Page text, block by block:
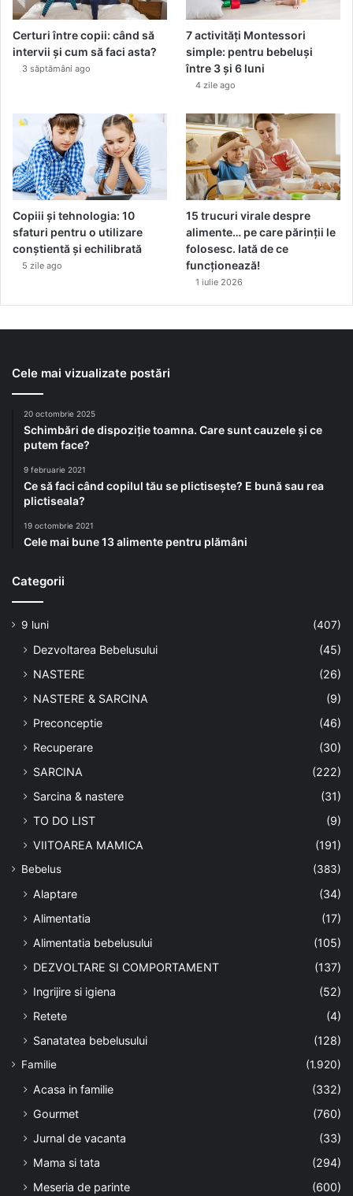
Certuri între copii: când să
intervii și cum să faci asta?
3 săptămâni ago
7 activități Montessori
simple: pentru bebeluși
între 3 și 6 luni
4 zile ago
Copiii și tehnologia: 10
sfaturi pentru o utilizare
conștientă și echilibrată
5 zile ago
15 trucuri virale despre
alimente… pe care părinții le
folosesc. Iată de ce
funcționează!
1 iulie 2026
Cele mai vizualizate postări
20 octombrie 2025
Schimbări de dispoziție toamna. Care sunt cauzele și ce
putem face?
9 februarie 2021
Ce să faci când copilul tău se plictisește? E bună sau rea
plictiseala?
19 octombrie 2021
Cele mai bune 13 alimente pentru plămâni
Categorii
9 luni (407)
Dezvoltarea Bebelusului
(45)
NASTERE
(26)
NASTERE & SARCINA
(9)
Preconceptie
(46)
Recuperare
(30)
SARCINA
(222)
Sarcina & nastere
(31)
TO DO LIST
(9)
VIITOAREA MAMICA
(191)
Bebelus (383)
Alaptare
(34)
Alimentatia
(17)
Alimentatia bebelusului
(105)
DEZVOLTARE SI COMPORTAMENT
(137)
Ingrijire si igiena
(52)
Retete
(4)
Sanatatea bebelusului
(128)
Familie (1.920)
Acasa in familie
(332)
Gourmet
(760)
Jurnal de vacanta
(33)
Mama si tata
(294)
Meseria de parinte
(600)